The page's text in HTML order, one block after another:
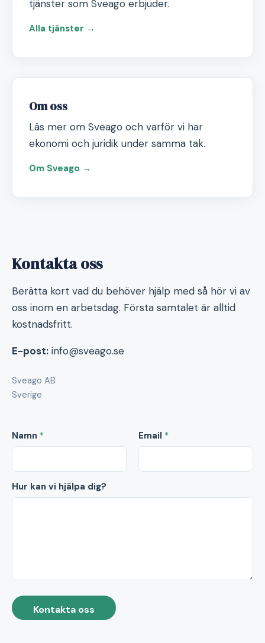
tjänster som Sveago erbjuder.
Alla tjänster →
Om oss
Läs mer om Sveago och varför vi har
ekonomi och juridik under samma tak.
Om Sveago →
Kontakta oss
Berätta kort vad du behöver hjälp med så hör vi av
oss inom en arbetsdag. Första samtalet är alltid
kostnadsfritt.
E-post: info@sveago.se
Sveago AB
Sverige
Namn * Email *
Hur kan vi hjälpa dig?
Kontakta oss